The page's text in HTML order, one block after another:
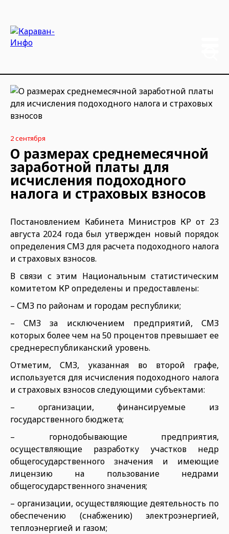
2 сентября
О размерах среднемесячной
заработной платы для
исчисления подоходного
налога и страховых взносов
Постановлением Кабинета Министров КР от 23
августа 2024 года был утвержден новый порядок
определения СМЗ для расчета подоходного налога
и страховых взносов.
В связи с этим Национальным статистическим
комитетом КР определены и предоставлены:
– СМЗ по районам и городам республики;
– СМЗ за исключением предприятий, СМЗ
которых более чем на 50 процентов превышает ее
среднереспубликанский уровень.
Отметим, СМЗ, указанная во второй графе,
используется для исчисления подоходного налога
и страховых взносов следующими субъектами:
– организации, финансируемые из
государственного бюджета;
– горнодобывающие предприятия,
осуществляющие разработку участков недр
общегосударственного значения и имеющие
лицензию на пользование недрами
общегосударственного значения;
– организации, осуществляющие деятельность по
обеспечению (снабжению) электроэнергией,
теплоэнергией и газом;